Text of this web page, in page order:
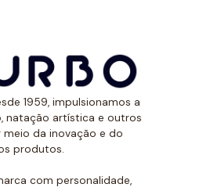
1959, impulsionamos a
natação artística e outros
da inovação e do
produtos.
com personalidade,